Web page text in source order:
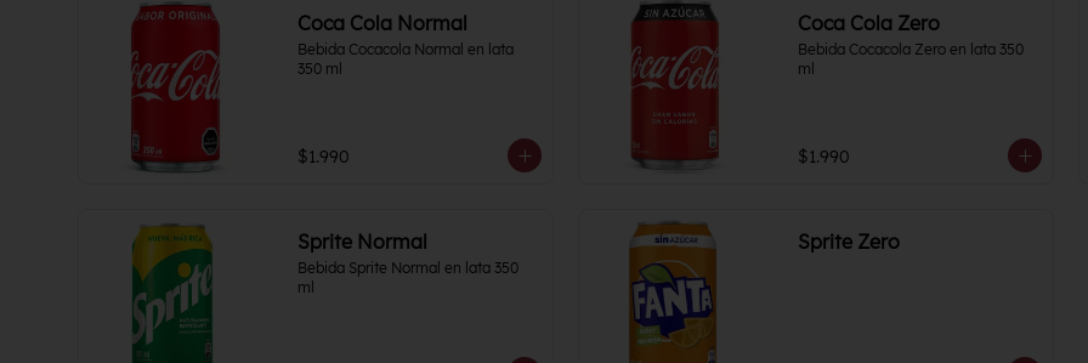
Coca Cola Normal
Bebida Cocacola Normal en lata
350 ml
$1.990
Coca Cola Zero
Bebida Cocacola Zero en lata 350
ml
$1.990
Sprite Normal
Bebida Sprite Normal en lata 350
ml
Sprite Zero